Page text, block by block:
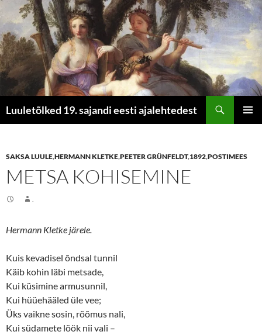
Luuletõlked 19. sajandi eesti ajalehtedest
SAKSA LUULE,HERMANN KLETKE,PEETER GRÜNFELDT,1892,POSTIMEES
METSA KOHISEMINE
Hermann Kletke järele.
Kuis kevadisel õndsal tunnil
Käib kohin läbi metsade,
Kui küsimine armusunnil,
Kui hüüehääled üle vee;
Üks vaikne sosin, rõõmus nali,
Kui südamete löök nii vali –